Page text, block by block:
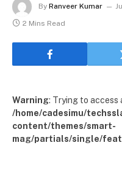
By Ranveer Kumar
2 Mins Read
Warning: Trying to access
/home/cadesimu/
content/themes/smart-
mag/partials/single/